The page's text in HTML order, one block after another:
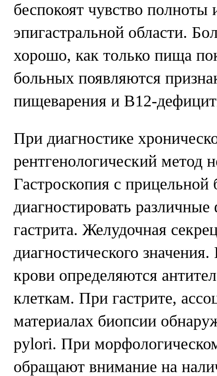
беспокоят чувство полноты
эпигастральной области.
хорошо, как только пища
больных появляются
пищеварения и В12-
При диагностике
рентгенологический метод
Гастроскопия с прицельной
диагностировать
гастрита. Желудочная
диагностического
крови определяются
клеткам. При гастрите,
материалах биопсии
pylori. При
обращают внимание на